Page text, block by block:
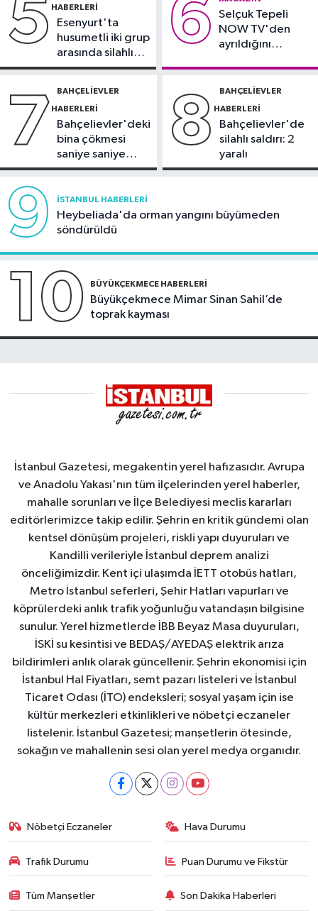
Suudi Arabistan'da
5 HABERLERI
Esenyurt'ta
husumetli iki grup
arasında silahlı
kavga
6
Selçuk Tepeli
NOW TV'den
ayrıldığını
7 BAHÇELIEVLER
HABERLERI
Bahçelievler'deki
bina çökmesi
saniye saniye
görüntülendi
8 BAHÇELIEVLER
HABERLERI
Bahçelievler'de
silahlı saldırı: 2
yaralı
9 İSTANBUL HABERLERI
Heybeliada'da orman yangını büyümeden
söndürüldü
10 BÜYÜKÇEKMECE HABERLERI
Büyükçekmece Mimar Sinan Sahil’de
toprak kayması
İstanbul Gazetesi, megakentin yerel hafızasıdır. Avrupa
ve Anadolu Yakası'nın tüm ilçelerinden yerel haberler,
mahalle sorunları ve İlçe Belediyesi meclis kararları
editörlerimizce takip edilir. Şehrin en kritik gündemi olan
kentsel dönüşüm projeleri, riskli yapı duyuruları ve
Kandilli verileriyle İstanbul deprem analizi
önceliğimizdir. Kent içi ulaşımda İETT otobüs hatları,
Metro İstanbul seferleri, Şehir Hatları vapurları ve
köprülerdeki anlık trafik yoğunluğu vatandaşın bilgisine
sunulur. Yerel hizmetlerde İBB Beyaz Masa duyuruları,
İSKİ su kesintisi ve BEDAŞ/AYEDAŞ elektrik arıza
bildirimleri anlık olarak güncellenir. Şehrin ekonomisi için
İstanbul Hal Fiyatları, semt pazarı listeleri ve İstanbul
Ticaret Odası (İTO) endeksleri; sosyal yaşam için ise
kültür merkezleri etkinlikleri ve nöbetçi eczaneler
listelenir. İstanbul Gazetesi; manşetlerin ötesinde,
sokağın ve mahallenin sesi olan yerel medya organıdır.
Nöbetçi Eczaneler Hava Durumu
Trafik Durumu Puan Durumu ve Fikstür
Tüm Manşetler Son Dakika Haberleri